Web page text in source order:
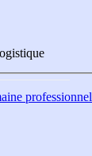
professionnel